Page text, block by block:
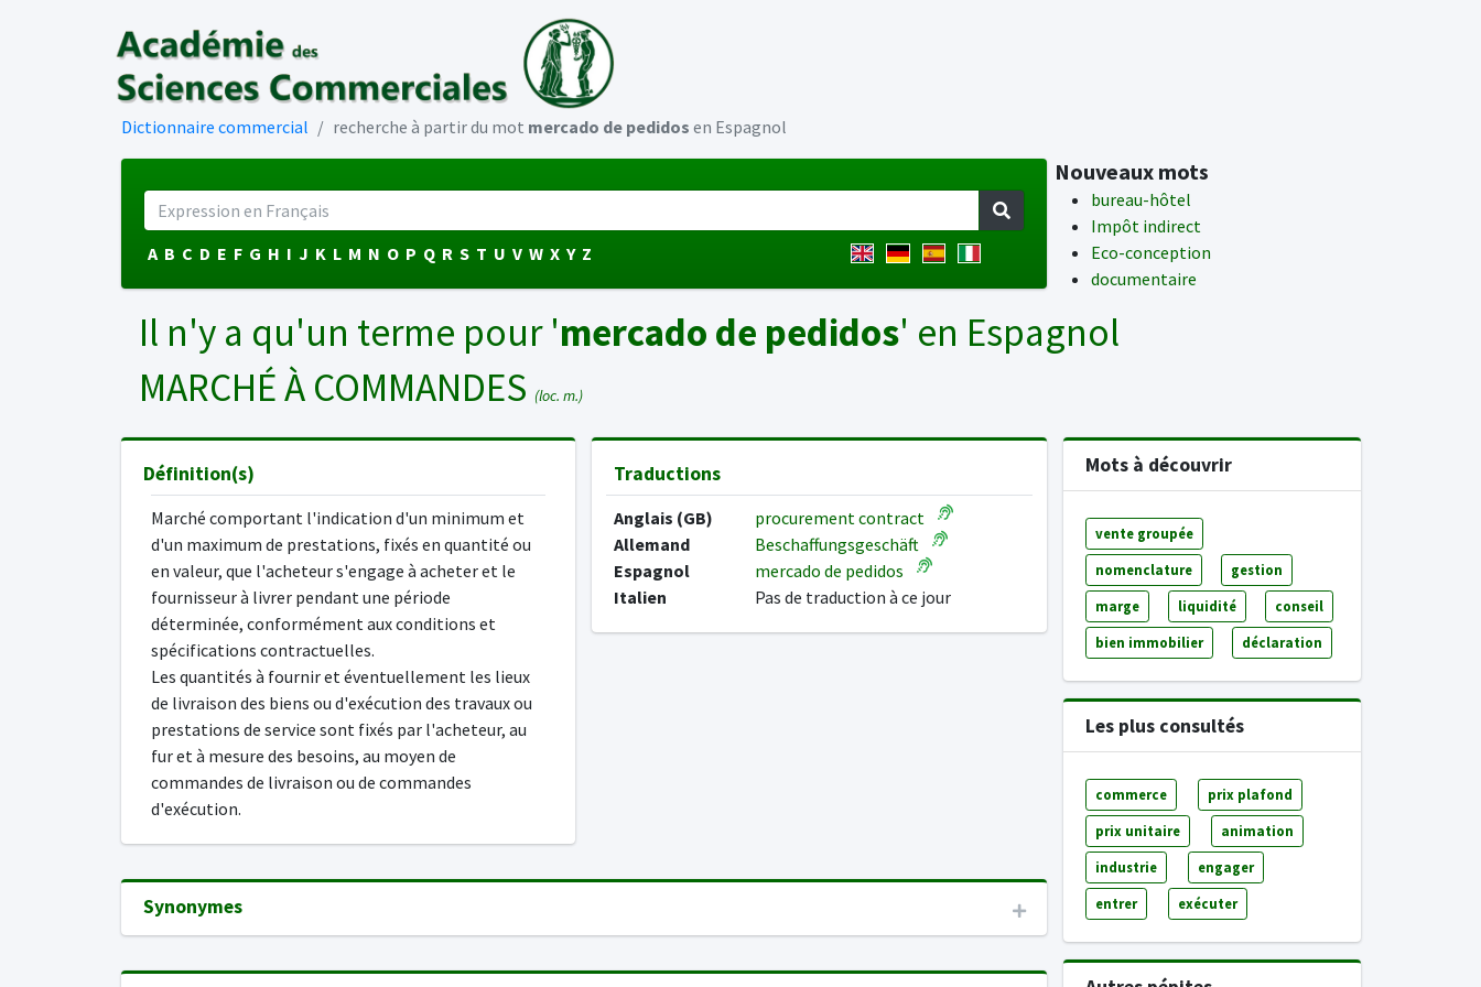
Dictionnaire commercial recherche à partir du mot mercado de pedidos en Espagnol
A B C D E F G H I J K L M N O P Q R S T U V W X Y Z
Nouveaux mots
bureau-hôtel
Impôt indirect
Eco-conception
documentaire
Il n'y a qu'un terme pour 'mercado de pedidos' en Espagnol
MARCHÉ À COMMANDES (loc. m.)
Définition(s)
Marché comportant l'indication d'un minimum et
d'un maximum de prestations, fixés en quantité ou
en valeur, que l'acheteur s'engage à acheter et le
fournisseur à livrer pendant une période
déterminée, conformément aux conditions et
spécifications contractuelles.
Les quantités à fournir et éventuellement les lieux
de livraison des biens ou d'exécution des travaux ou
prestations de service sont fixés par l'acheteur, au
fur et à mesure des besoins, au moyen de
commandes de livraison ou de commandes
d'exécution.
Traductions
Anglais (GB)
procurement contract
Allemand
Beschaffungsgeschäft
Espagnol
mercado de pedidos
Italien
Pas de traduction à ce jour
Synonymes
Mots à découvrir
vente groupée
nomenclature gestion
marge liquidité conseil
bien immobilier déclaration
Les plus consultés
commerce prix plafond
prix unitaire animation
industrie engager
entrer exécuter